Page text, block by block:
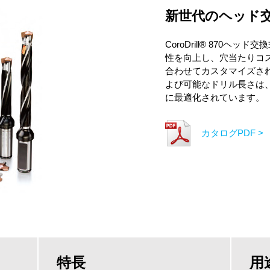
新世代のヘッド
CoroDrill® 870ヘッド交
性を向上し、穴当たりコ
合わせてカスタマイズさ
よび可能なドリル長さは
に最適化されています。
カタログPDF >
特長 用